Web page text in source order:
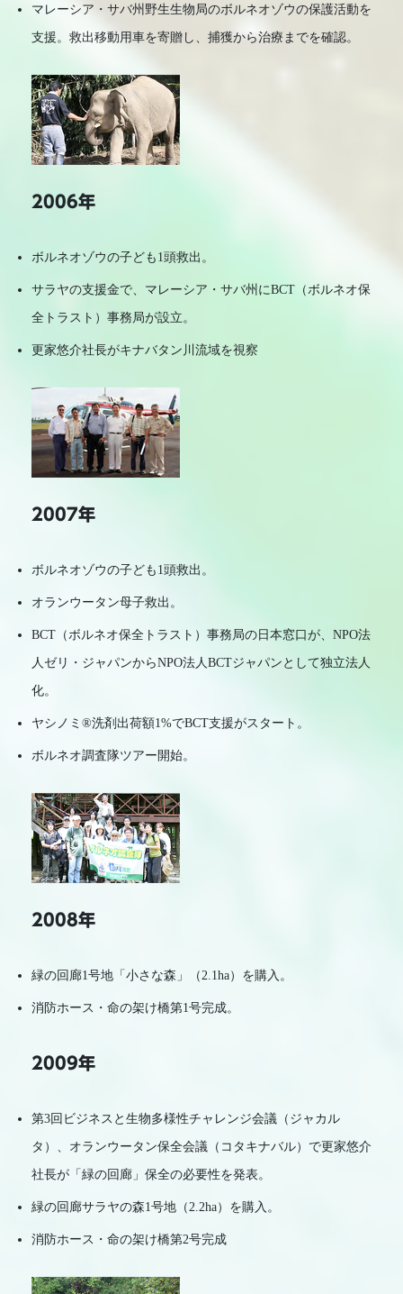
マレーシア・サバ州野生生物局のボルネオゾウの保護活動を
支援。救出移動用車を寄贈し、捕獲から治療までを確認。
2006年
ボルネオゾウの子ども1頭救出。
サラヤの支援金で、マレーシア・サバ州にBCT（ボルネオ保
全トラスト）事務局が設立。
更家悠介社長がキナバタン川流域を視察
2007年
ボルネオゾウの子ども1頭救出。
オランウータン母子救出。
BCT（ボルネオ保全トラスト）事務局の日本窓口が、NPO法
人ゼリ・ジャパンからNPO法人BCTジャパンとして独立法人
化。
ヤシノミ®洗剤出荷額1%でBCT支援がスタート。
ボルネオ調査隊ツアー開始。
2008年
緑の回廊1号地「小さな森」（2.1ha）を購入。
消防ホース・命の架け橋第1号完成。
2009年
第3回ビジネスと生物多様性チャレンジ会議（ジャカル
タ）、オランウータン保全会議（コタキナバル）で更家悠介
社長が「緑の回廊」保全の必要性を発表。
緑の回廊サラヤの森1号地（2.2ha）を購入。
消防ホース・命の架け橋第2号完成